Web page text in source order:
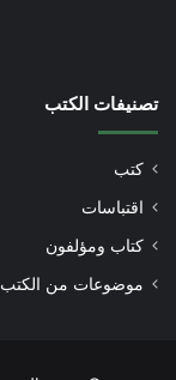
تصنيفات الكتب
كتب
اقتباسات
كتاب ومؤلفون
موضوعات من الكتب